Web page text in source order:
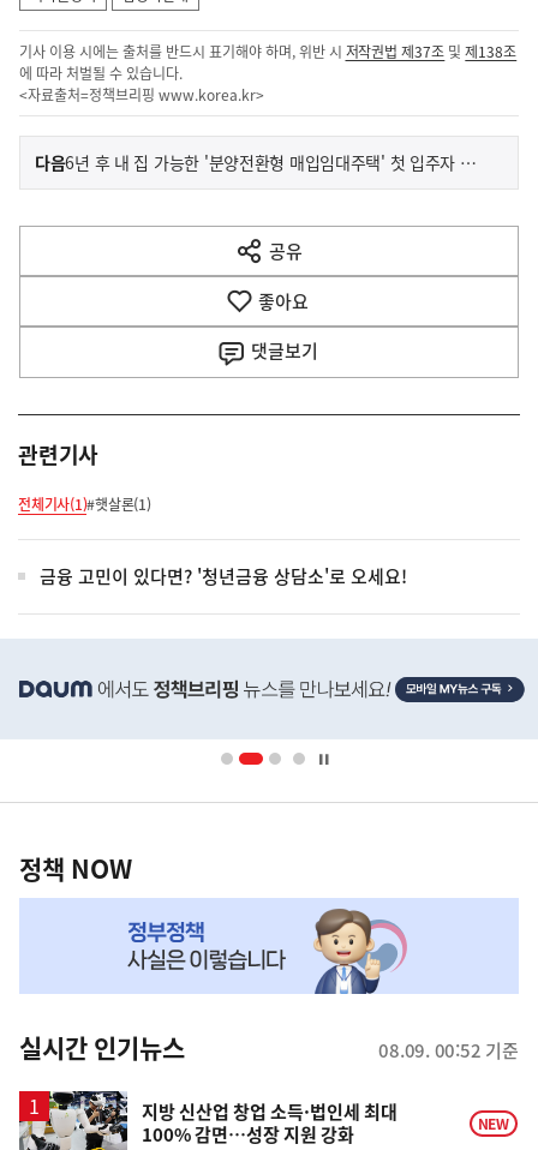
기사 이용 시에는 출처를 반드시 표기해야 하며, 위반 시 저작권법 제37조 및제138조
에 따라 처벌될 수 있습니다.
<자료출처=정책브리핑 www.korea.kr>
이
전
다
음
다음기
6년 후 내 집 가능한 '분양전환형 매입임대주택' 첫 입주자 모집
공유
열
기
좋아요
댓글보기
관련기사
전체기사(1)#햇살론(1)
금융 고민이 있다면? '청년금융 상담소'로 오세요!
단
영
책
NOW,
뉴
스
정책 NOW
실시간 인기뉴스 08.09. 00:52 기준
지방 신산업 창업 소득·법인세 최대
100% 감면…성장 지원 강화
NEW